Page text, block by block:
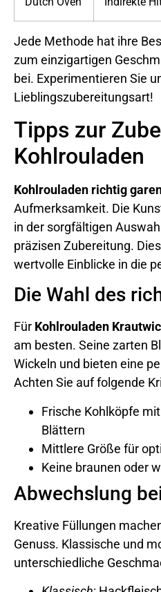
Jede Methode hat ihre
zum einzigartigen
bei. Experimentieren Sie
Lieblingszubereitungsart!
Tipps zur
Kohlrouladen
Kohlrouladen richtig
Aufmerksamkeit. Die
in der sorgfältigen
präzisen Zubereitung.
wertvolle Einblicke in die
Die Wahl des
Für Kohlrouladen
am besten. Seine zarten
Wickeln und bieten eine
Achten Sie auf folgende
Frische Kohlköpfe
Blättern
Mittlere Größe für
Keine braunen oder
Abwechslung
Kreative Füllungen
Genuss. Klassische und
unterschiedliche